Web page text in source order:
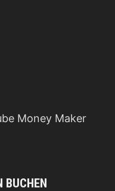
Money Maker
BUCHEN